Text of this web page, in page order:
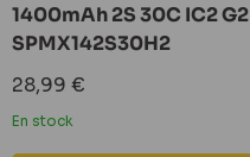
1400mAh 2S 30C IC2 G2
SPMX142S30H2
Prix
réduit
28,99 €
En stock